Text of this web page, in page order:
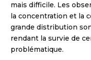
mais difficile. Les
la concentration et la
grande distribution
rendant la survie de
problématique.